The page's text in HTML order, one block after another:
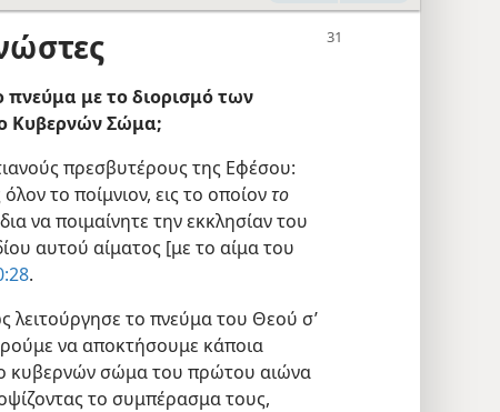
πνεύμα με το διορισμό των
Κυβερνών Σώμα;
πρεσβυτέρους της Εφέσου:
το ποίμνιον, εις το οποίοντο
δια να ποιμαίνητε την εκκλησίαν του
αυτού αίματος [με το αίμα του
.
το πνεύμα του Θεού σ’
να αποκτήσουμε κάποια
κυβερνών σώμα του πρώτου αιώνα
το συμπέρασμα τους,